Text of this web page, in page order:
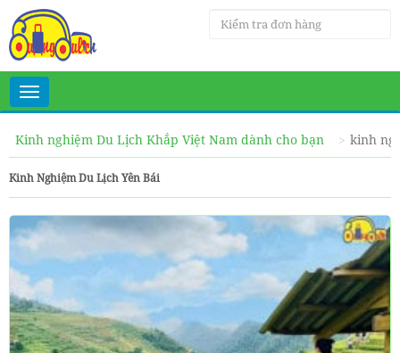
Toggle
navigation
Kinh nghiệm Du Lịch Khắp Việt Nam dành cho bạn
kinh
Kinh Nghiệm Du Lịch Yên Bái